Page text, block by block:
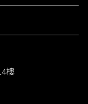
樓